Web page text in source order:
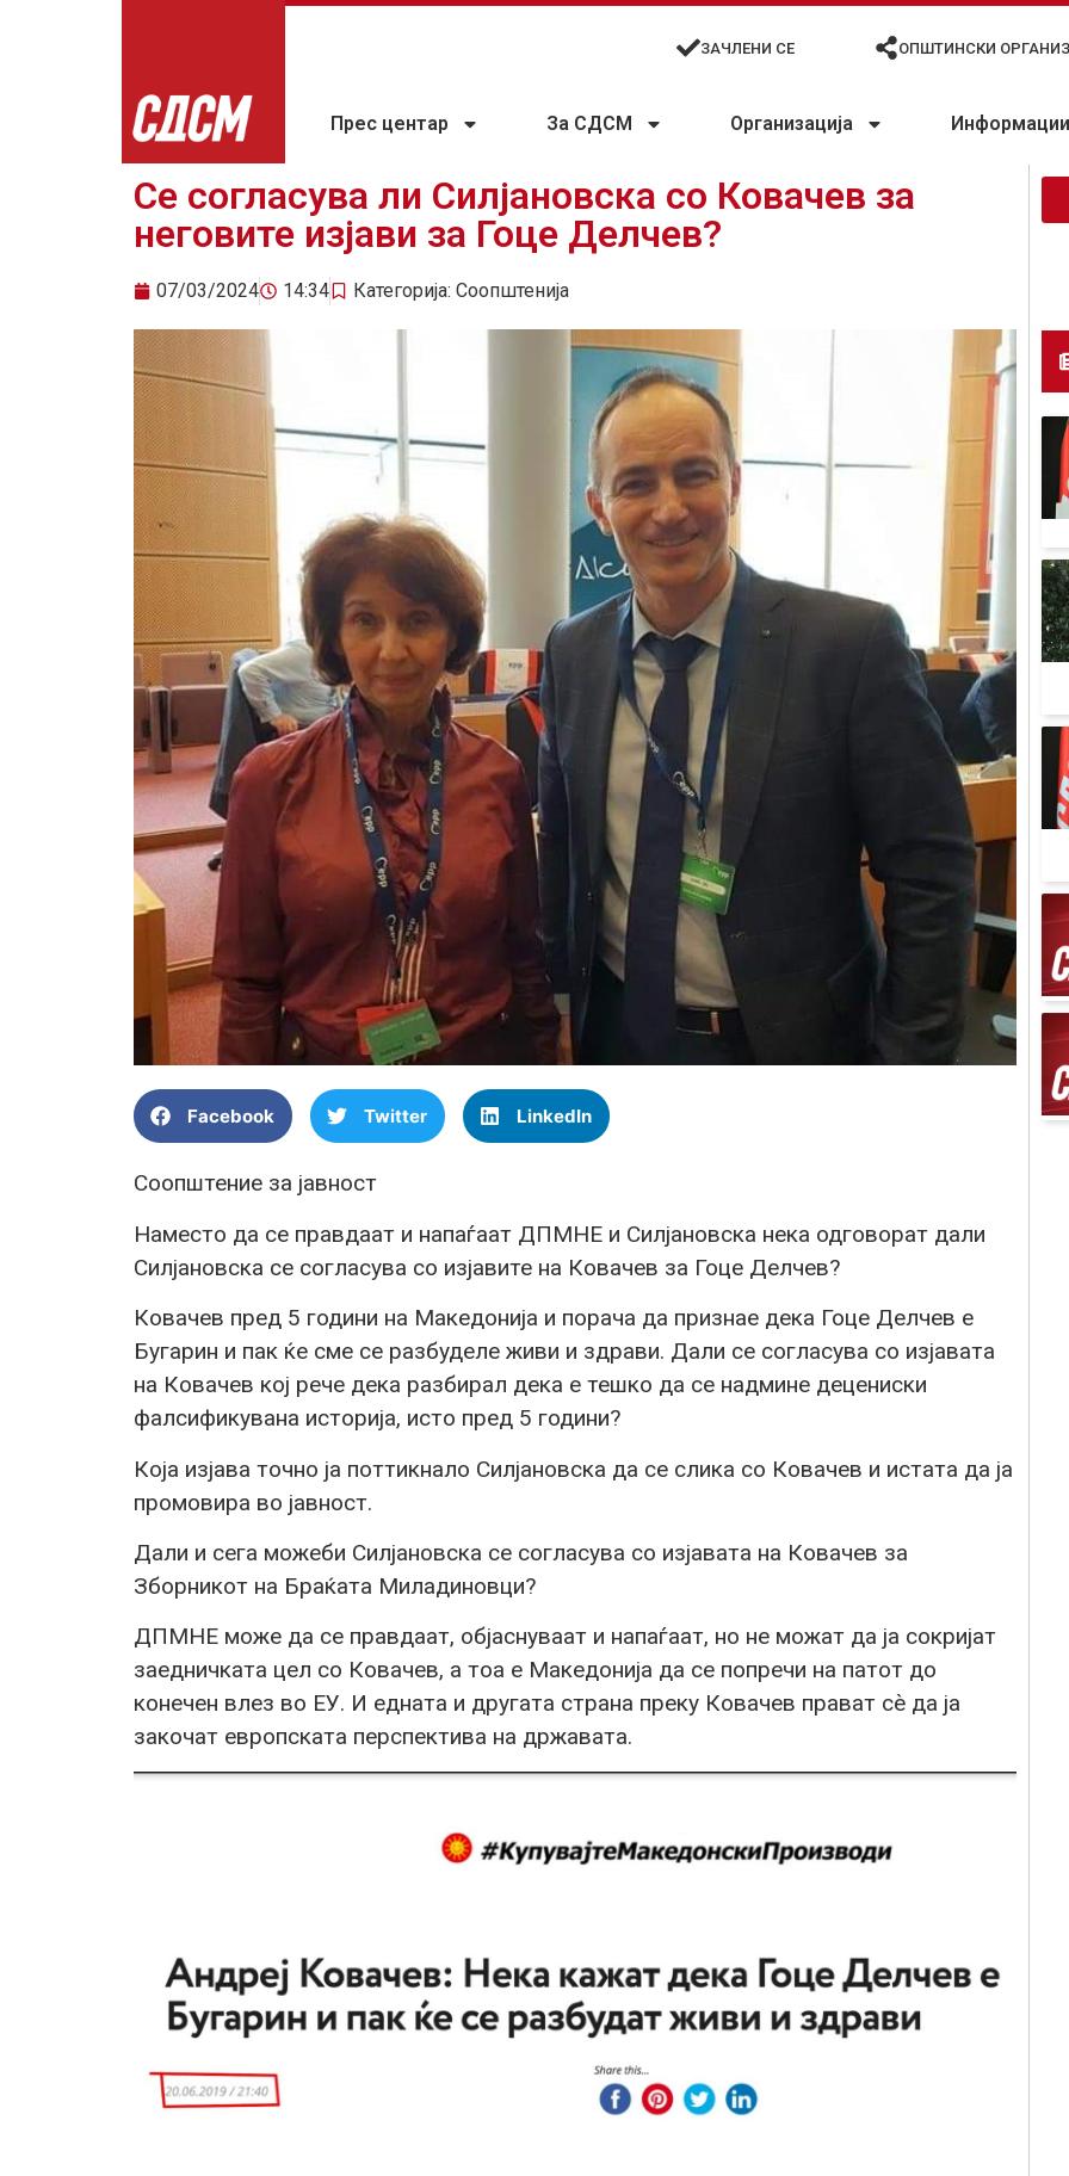
ЗАЧЛЕНИ СЕ ОПШТИНСКИ
Прес центар За СДСМ Организација Информации
Се согласува ли Силјановска со Ковачев за
неговите изјави за Гоце Делчев?
07/03/2024 14:34 Категорија: Соопштенија
Facebook Twitter LinkedIn
Соопштение за јавност
Наместо да се правдаат и напаѓаат ДПМНЕ и Силјановска нека одговорат дали
Силјановска се согласува со изјавите на Ковачев за Гоце Делчев?
Ковачев пред 5 години на Македонија и порача да признае дека Гоце Делчев е
Бугарин и пак ќе сме се разбуделе живи и здрави. Дали се согласува со изјавата
на Ковачев кој рече дека разбирал дека е тешко да се надмине децениски
фалсификувана историја, исто пред 5 години?
Која изјава точно ја поттикнало Силјановска да се слика со Ковачев и истата да ја
промовира во јавност.
Дали и сега можеби Силјановска се согласува со изјавата на Ковачев за
Зборникот на Браќата Миладиновци?
ДПМНЕ може да се правдаат, објаснуваат и напаѓаат, но не можат да ја сокријат
заедничката цел со Ковачев, а тоа е Македонија да се попречи на патот до
конечен влез во ЕУ. И едната и другата страна преку Ковачев прават сѐ да ја
закочат европската перспектива на државата.